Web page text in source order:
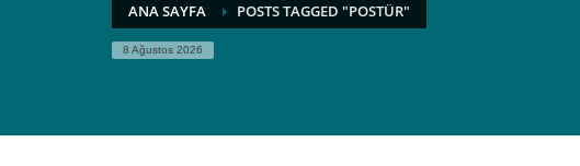
ANA SAYFA POSTS TAGGED "POSTÜR"
8 Ağustos 2026